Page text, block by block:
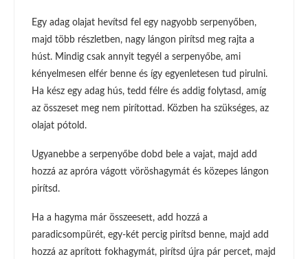
Egy adag olajat hevítsd fel egy nagyobb serpenyőben,
majd több részletben, nagy lángon pirítsd meg rajta a
húst. Mindig csak annyit tegyél a serpenyőbe, ami
kényelmesen elfér benne és így egyenletesen tud pirulni.
Ha kész egy adag hús, tedd félre és addig folytasd, amíg
az összeset meg nem pirítottad. Közben ha szükséges, az
olajat pótold.
Ugyanebbe a serpenyőbe dobd bele a vajat, majd add
hozzá az apróra vágott vöröshagymát és közepes lángon
pirítsd.
Ha a hagyma már összeesett, add hozzá a
paradicsompürét, egy-két percig pirítsd benne, majd add
hozzá az aprított fokhagymát, pirítsd újra pár percet, majd